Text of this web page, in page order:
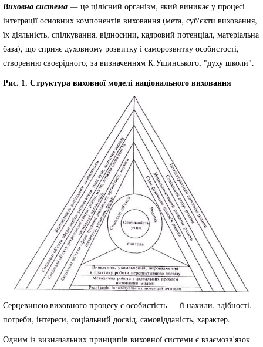
Виховна система — це цілісний організм, який виникає у процесі
інтеграції основних компонентів виховання (мета, суб'єкти виховання,
їх діяльність, спілкування, відносини, кадровий потенціал, матеріальна
база), що сприяє духовному розвитку і саморозвитку особистості,
створенню своєрідного, за визначенням К.Ушинського, "духу школи".
Рис. 1. Структура виховної моделі національного виховання
Серцевиною виховного процесу є особистість — її нахили, здібності,
потреби, інтереси, соціальний досвід, самовідданість, характер.
Одним із визначальних принципів виховної системи є взаємозв'язок